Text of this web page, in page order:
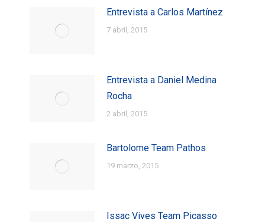
Entrevista a Carlos Martínez
7 abril, 2015
Entrevista a Daniel Medina
Rocha
2 abril, 2015
Bartolome Team Pathos
19 marzo, 2015
Issac Vives Team Picasso